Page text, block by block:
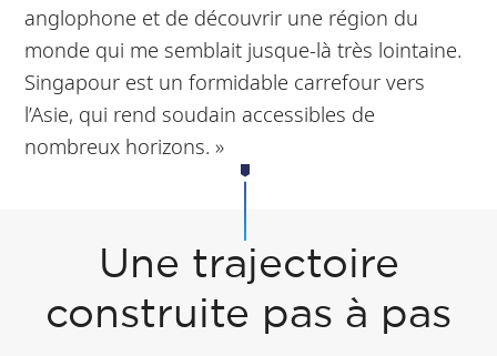
anglophone et de découvrir une région du
monde qui me semblait jusque-là très lointaine.
Singapour est un formidable carrefour vers
l’Asie, qui rend soudain accessibles de
nombreux horizons. »
Une trajectoire
construite pas à pas